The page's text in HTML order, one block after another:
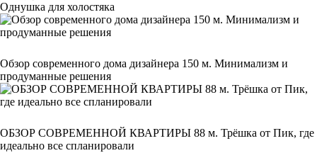
Однушка для холостяка
Обзор современного дома дизайнера 150 м. Минимализм и
продуманные решения
ОБЗОР СОВРЕМЕННОЙ КВАРТИРЫ 88 м. Трёшка от Пик, где
идеально все спланировали